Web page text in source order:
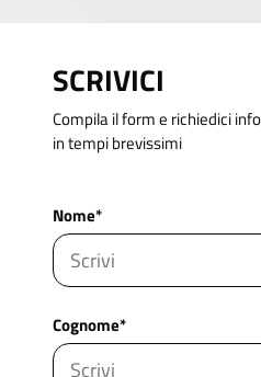
SCRIVICI
Compila il form e richiedici
in tempi brevissimi
Nome*
Cognome*